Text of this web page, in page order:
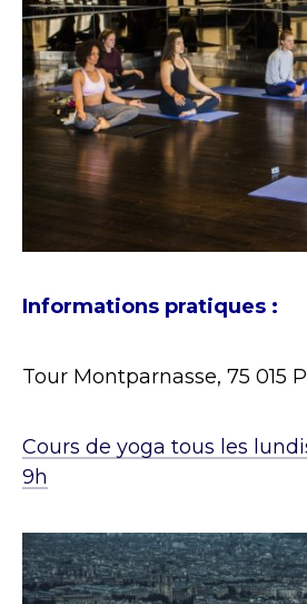
Informations pratiques :
Tour Montparnasse, 75 015
Cours de yoga tous les
9h